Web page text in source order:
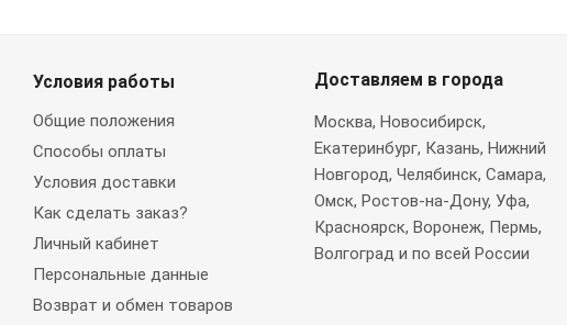
Условия работы
Общие положения
Способы оплаты
Условия доставки
Как сделать заказ?
Личный кабинет
Персональные данные
Возврат и обмен товаров
Доставляем в города
Москва, Новосибирск,
Екатеринбург, Казань, Нижний
Новгород, Челябинск, Самара,
Омск, Ростов-на-Дону, Уфа,
Красноярск, Воронеж, Пермь,
Волгоград и по всей России